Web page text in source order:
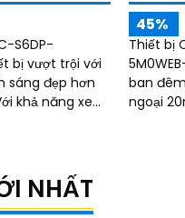
S6DP-
bị vượt trội với
sáng đẹp hơn
45%
Thiết bị
ban
ngoại 20m. Chất lượng hình
NHẤT